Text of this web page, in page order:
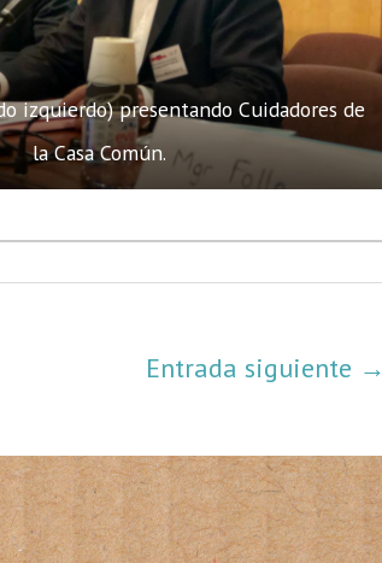
izquierdo) presentando Cuidadores de
la Casa Común.
Entrada siguiente →